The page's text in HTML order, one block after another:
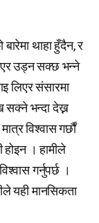
बारेमा थाहा हुँदैन, र
उड्न सक्छ भन्ने
लिएर संसारमा
सक्ने भन्दा देख्न
विश्वास गर्छौं
। हामीले
गर्नुपर्छ ।
यही मानसिकता